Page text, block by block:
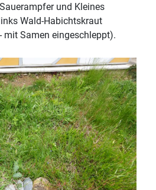
und Kleines
Wald-Habichtskraut
- mit Samen eingeschleppt).